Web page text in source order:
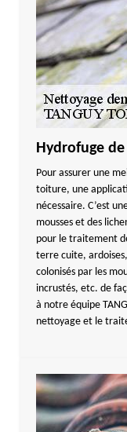
Hydrofuge
Pour assurer une
toiture, une
nécessaire. C’est
mousses et des
pour le traitement
terre cuite,
colonisés par les
incrustés, etc. de
à notre équipe
nettoyage et le